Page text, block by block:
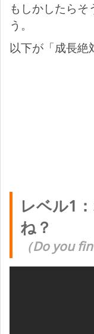
もしかしたらそ
う。
以下が「成長絶
レベル1
ね？
（Do you